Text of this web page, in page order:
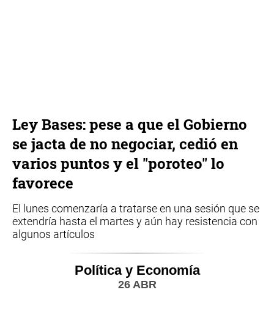
Ley Bases: pese a que el Gobierno
se jacta de no negociar, cedió en
varios puntos y el "poroteo" lo
favorece
El lunes comenzaría a tratarse en una sesión que se
extendría hasta el martes y aún hay resistencia con
algunos artículos
Política y Economía
26 ABR